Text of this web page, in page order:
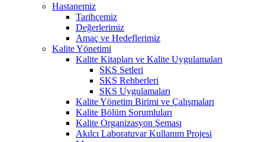
Hastanemiz
Tarihçemiz
Değerlerimiz
Amaç ve Hedeflerimiz
Kalite Yönetimi
Kalite Kitapları ve Kalite Uygulamaları
SKS Setleri
SKS Rehberleri
SKS Uygulamaları
Kalite Yönetim Birimi ve Çalışmaları
Kalite Bölüm Sorumluları
Kalite Organizasyon Şeması
Akılcı Laboratuvar Kullanım Projesi